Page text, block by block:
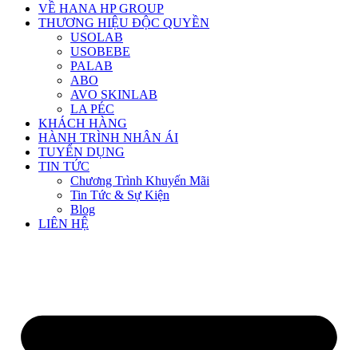
VỀ HANA HP GROUP
THƯƠNG HIỆU ĐỘC QUYỀN
USOLAB
USOBEBE
PALAB
ABO
AVO SKINLAB
LA PÉC
KHÁCH HÀNG
HÀNH TRÌNH NHÂN ÁI
TUYỂN DỤNG
TIN TỨC
Chương Trình Khuyến Mãi
Tin Tức & Sự Kiện
Blog
LIÊN HỆ